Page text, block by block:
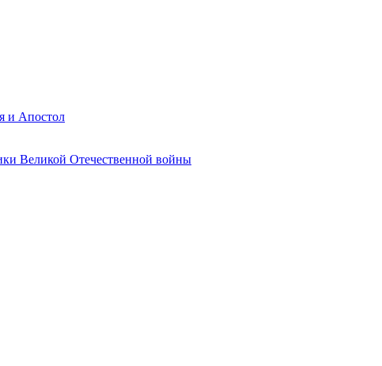
и Апостол
Великой Отечественной войны